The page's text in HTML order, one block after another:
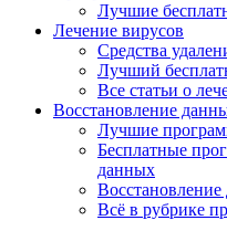
Лучшие
Лечение вирусов
Средства
Лучший
Все статьи о
Восстановление
Лучшие
Бесплатные
данных
Всё в рубрике